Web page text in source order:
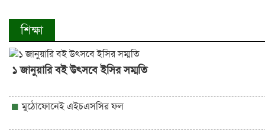
শিক্ষা
১ জানুয়ারি বই উৎসবে ইসির সম্মতি
মুঠোফোনেই এইচএসসির ফল